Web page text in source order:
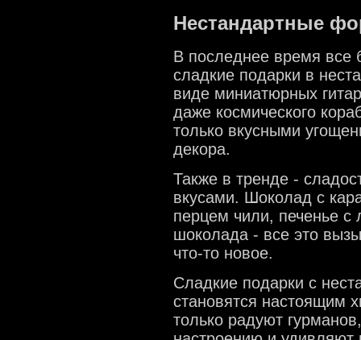
Нестандартные
В последнее время все
сладкие подарки в
виде миниатюрных
даже космического
только вкусными
декора.
Также в тренде -
вкусами. Шоколад с
перцем чили, печенье
шоколада - все это
что-то новое.
Сладкие подарки с
становятся настоящим
только радуют